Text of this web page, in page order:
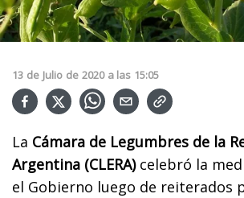
13 de Julio de 2020 a las 15:05
La Cámara de Legumbres de la
Argentina (CLERA)celebró la
el Gobierno luego de reiterados